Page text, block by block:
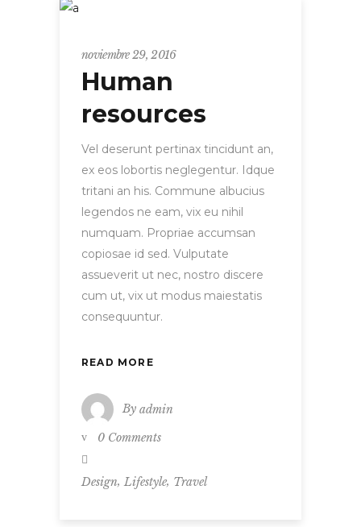
noviembre 29, 2016
Human
resources
Vel deserunt pertinax tincidunt an,
ex eos lobortis neglegentur. Idque
tritani an his. Commune albucius
legendos ne eam, vix eu nihil
numquam. Propriae accumsan
copiosae id sed. Vulputate
assueverit ut nec, nostro discere
cum ut, vix ut modus maiestatis
consequuntur.
READ MORE
By admin
0 Comments
Design, Lifestyle, Travel